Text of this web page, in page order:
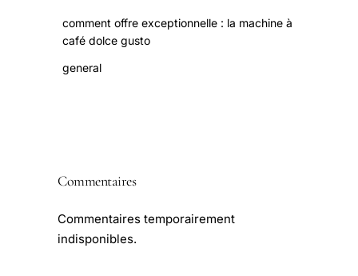
comment offre exceptionnelle : la machine à
café dolce gusto
general
Commentaires
Commentaires temporairement
indisponibles.